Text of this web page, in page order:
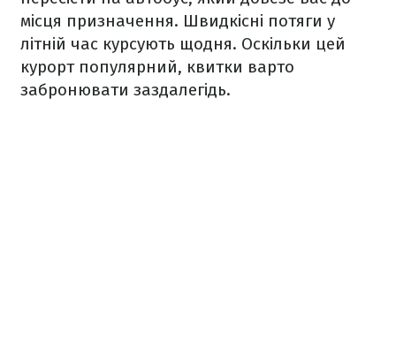
місця призначення. Швидкісні потяги у
літній час курсують щодня. Оскільки цей
курорт популярний, квитки варто
забронювати заздалегідь.